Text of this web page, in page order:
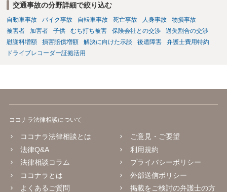
交通事故の分野詳細で絞り込む
自動車事故 バイク事故 自転車事故 死亡事故 人身事故
物損事故
被害者
加害者 子供 むち打ち被害 保険会社との交渉
過失割合の交渉
慰謝料増額
損害賠償増額 解決に向けた示談 後遺障害
弁護士費用特約
ドライブレコーダー証拠活用
ココナラ法律相談について
ココナラ法律相談とは
法律Q&A
法律相談コラム
ココナラとは
よくあるご質問
ご意見・ご要望
利用規約
プライバシーポリシー
外部送信ポリシー
掲載をご検討の弁護士の方